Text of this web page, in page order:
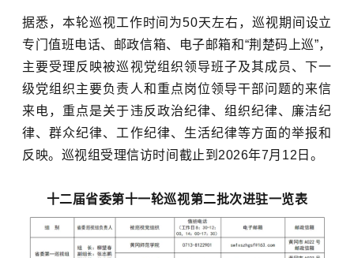
据悉，本轮巡视工作时间为50天左右，巡视期间设立
专门值班电话、邮政信箱、电子邮箱和“荆楚码上巡”，
主要受理反映被巡视党组织领导班子及其成员、下一
级党组织主要负责人和重点岗位领导干部问题的来信
来电，重点是关于违反政治纪律、组织纪律、廉洁纪
律、群众纪律、工作纪律、生活纪律等方面的举报和
反映。巡视组受理信访时间截止到 2026年7月 12 日。
十二届省委第十一轮巡视第二批次进驻一览表